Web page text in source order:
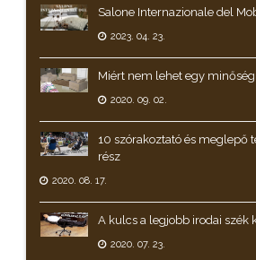
Salone Internazionale del
2023. 04. 23.
Miért nem lehet egy
2020. 09. 02.
10 szórakoztató és meglepő
rész
2020. 08. 17.
A kulcs a legjobb irodai szék
2020. 07. 23.